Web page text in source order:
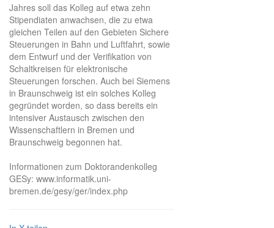
Jahres soll das Kolleg auf etwa zehn
Stipendiaten anwachsen, die zu etwa
gleichen Teilen auf den Gebieten Sichere
Steuerungen in Bahn und Luftfahrt, sowie
dem Entwurf und der Verifikation von
Schaltkreisen für elektronische
Steuerungen forschen. Auch bei Siemens
in Braunschweig ist ein solches Kolleg
gegründet worden, so dass bereits ein
intensiver Austausch zwischen den
Wissenschaftlern in Bremen und
Braunschweig begonnen hat.
Informationen zum Doktorandenkolleg
GESy: www.informatik.uni-
bremen.de/gesy/ger/index.php